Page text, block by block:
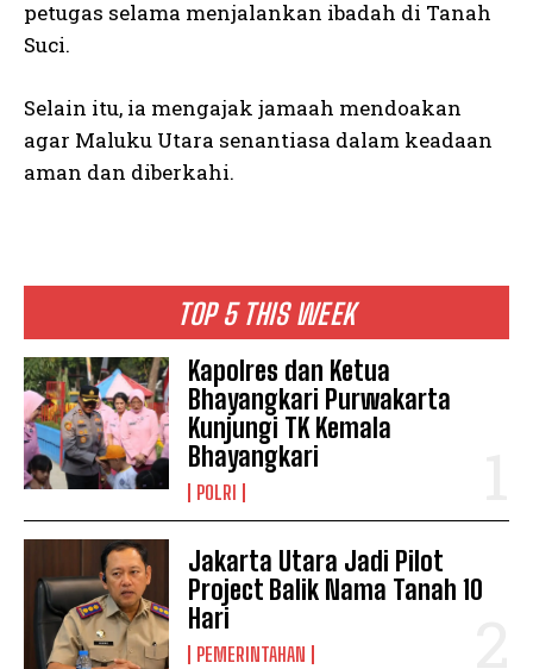
TOP 5 THIS WEEK
Kapolres dan Ketua
Bhayangkari Purwakarta
Kunjungi TK Kemala
Bhayangkari
POLRI
Jakarta Utara Jadi Pilot
Project Balik Nama Tanah 10
Hari
PEMERINTAHAN
petugas selama menjalankan ibadah di Tanah
Suci.
Selain itu, ia mengajak jamaah mendoakan
agar Maluku Utara senantiasa dalam keadaan
aman dan diberkahi.